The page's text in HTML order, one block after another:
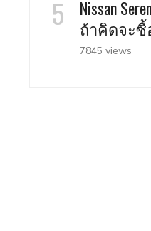
Nissan
ถ้าคิดจะซื้
7845 views